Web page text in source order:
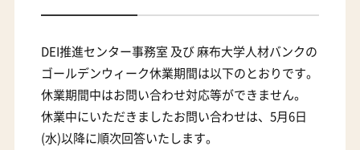
DEI推進センター事務室 及び 麻布大学人材バンクの
ゴールデンウィーク休業期間は以下のとおりです。
休業期間中はお問い合わせ対応等ができません。
休業中にいただきましたお問い合わせは、5月6日
(水)以降に順次回答いたします。